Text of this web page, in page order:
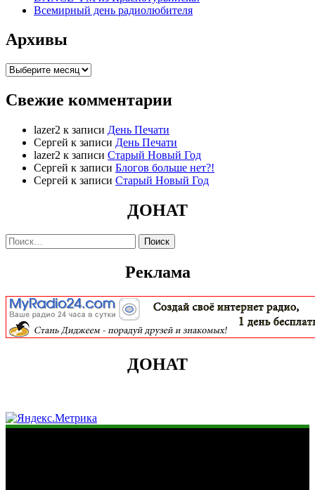
Всемирный день радиолюбителя
Архивы
Архивы
Свежие комментарии
lazer2 к записи День Печати
Сергей к записи День Печати
lazer2 к записи Старый Новый Год
Сергей к записи Блогов больше нет?!
Сергей к записи Старый Новый Год
ДОНАТ
Найти:
Реклама
ДОНАТ